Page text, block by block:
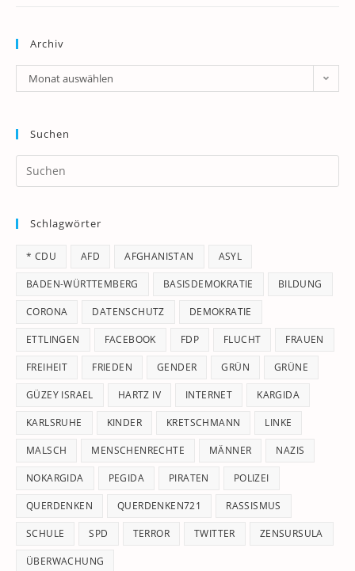
Archiv
Archiv
Monat auswählen
Suchen
Schlagwörter
* CDU AFD AFGHANISTAN ASYL
BADEN-WÜRTTEMBERG BASISDEMOKRATIE BILDUNG
CORONA DATENSCHUTZ DEMOKRATIE
ETTLINGEN FACEBOOK FDP FLUCHT FRAUEN
FREIHEIT FRIEDEN GENDER GRÜN GRÜNE
GÜZEY ISRAEL HARTZ IV INTERNET KARGIDA
KARLSRUHE KINDER KRETSCHMANN LINKE
MALSCH MENSCHENRECHTE MÄNNER NAZIS
NOKARGIDA PEGIDA PIRATEN POLIZEI
QUERDENKEN QUERDENKEN721 RASSISMUS
SCHULE SPD TERROR TWITTER ZENSURSULA
ÜBERWACHUNG